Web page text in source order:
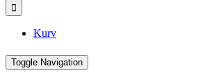
Kurv
Toggle Navigation